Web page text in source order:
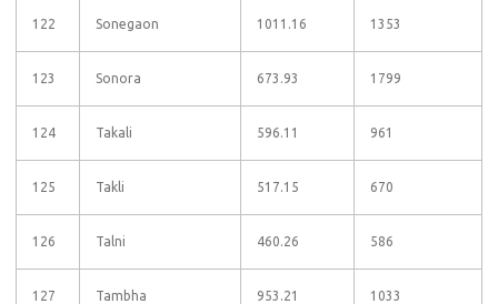
122 Sonegaon 1011.16 1353
123 Sonora 673.93 1799
124 Takali 596.11 961
125 Takli 517.15 670
126 Talni 460.26 586
127 Tambha 953.21 1033